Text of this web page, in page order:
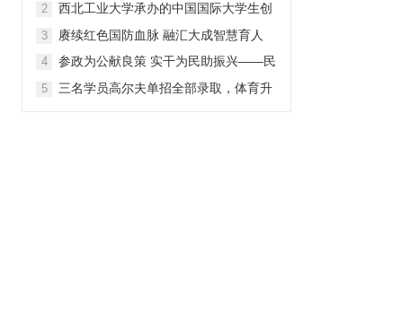
题党日活动
2
西北工业大学承办的中国国际大学生创
3 赓续红色国防血脉 融汇大成智慧育人
4
参政为公献良策 实干为民助振兴——民
主题教育实践帮扶调研活动
5
三名学员高尔夫单招全部录取，体育升